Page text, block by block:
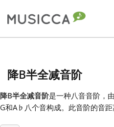
Български
Dansk
降B半全减音阶
降B半全减音阶是一种八音音阶，
G和A♭ 八个音构成。此音阶的音